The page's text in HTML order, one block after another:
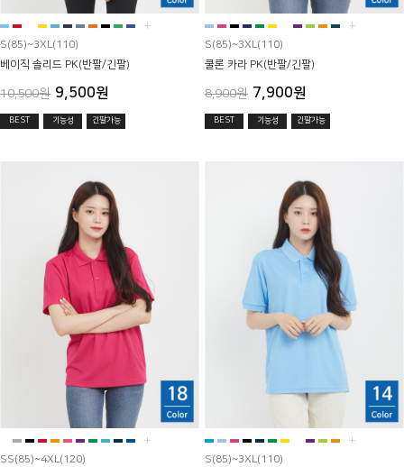
+
S(85)~3XL(110)
베이직 솔리드 PK(반팔/긴팔)
10,500원 9,500원
BEST 기능성 긴팔가능
+
S(85)~3XL(110)
쿨론 카라 PK(반팔/긴팔)
8,900원 7,900원
BEST 기능성 긴팔가능
+
SS(85)~4XL(120)
+
S(85)~3XL(110)